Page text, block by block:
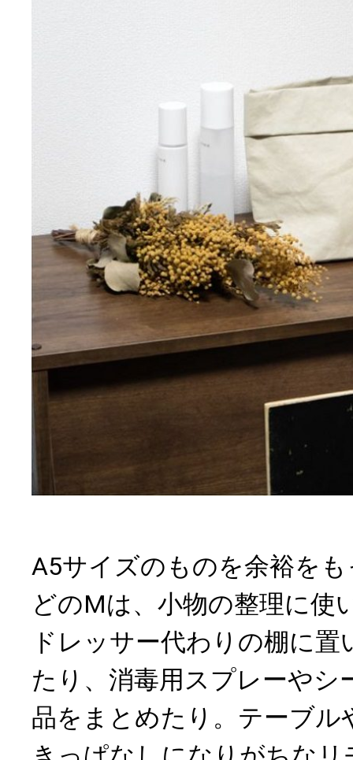
A5サイズのものを余裕を
どのMは、小物の整理に使
ドレッサー代わりの棚に
たり、消毒用スプレーやシ
品をまとめたり。テーブル